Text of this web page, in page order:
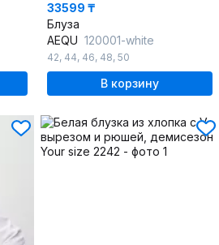
33599 ₸
Блуза
AEQU 120001-white
42, 44, 46, 48, 50
В корзину